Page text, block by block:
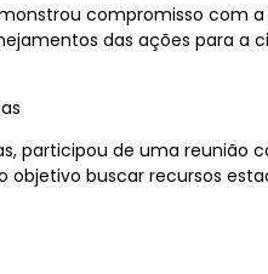
compromisso com
das ações para
participou de uma
buscar recursos